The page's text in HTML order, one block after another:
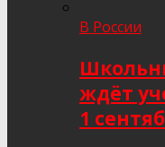
В России
ждёт
1